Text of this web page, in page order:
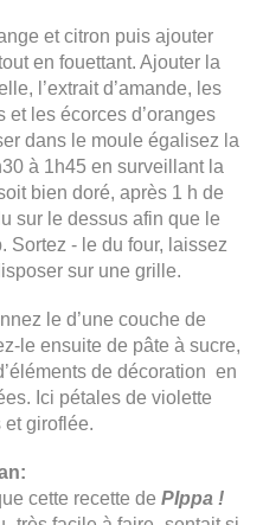
et citron puis ajouter
en fouettant. Ajouter la
l’extrait d’amande, les
les écorces d’oranges
dans le moule égalisez la
à 1h45 en surveillant la
bien doré, après 1 h de
sur le dessus afin que le
Sortez - le du four, laissez
sur une grille.
le d’une couche de
le ensuite de pâte à sucre,
de décoration en
Ici pétales de violette
giroflée.
cette recette de PIppa !